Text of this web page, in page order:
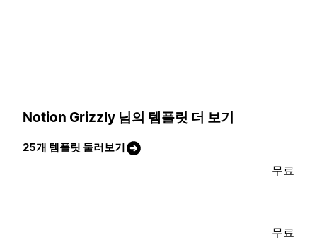
Notion Grizzly 님의 템플릿 더 보기
25개 템플릿 둘러보기
무료
무료